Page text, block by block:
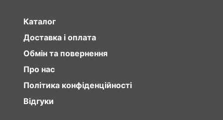
Каталог
Доставка і оплата
Обмін та повернення
Про нас
Політика конфіденційності
Відгуки